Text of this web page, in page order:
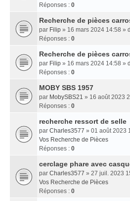
Réponses : 0
Recherche de pièces
par Filip » 16 mars 2024 14:58 »
Réponses : 0
Recherche de pièces
par Filip » 16 mars 2024 14:58 »
Réponses : 0
MOBY SBS 1957
par MobySBS21 » 16 août 2023
Réponses : 0
recherche ressort de selle
par Charles3577 » 01 août 2023
Vos Recherche de Pièces
Réponses : 0
cerclage phare avec
par Charles3577 » 27 juil. 2023
Vos Recherche de Pièces
Réponses : 0